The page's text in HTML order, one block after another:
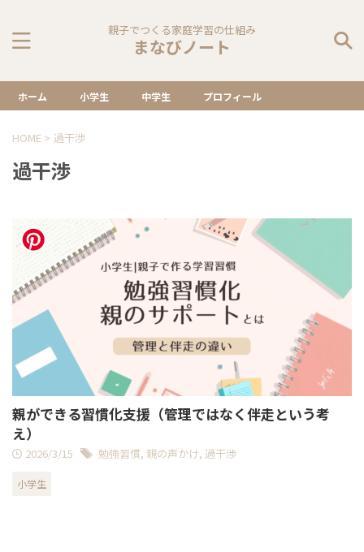
親子でつくる家庭学習の仕組み
まなびノート
ホーム 小学生 中学生 プロフィール
HOME > 過干渉
過干渉
親ができる習慣化支援（管理ではなく伴走という考
え）
2026/3/15 勉強習慣, 親の声かけ, 過干渉
小学生